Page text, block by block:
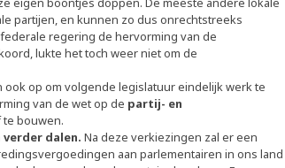
partijen, en kunnen zo dus onrechtstreeks
regering de hervorming van de
lukte het toch weer niet om de
ook op om volgende legislatuur eindelijk werk te
van de wet op de partij- en
bouwen.
dalen. Na deze verkiezingen zal er een
aan parlementairen in ons land